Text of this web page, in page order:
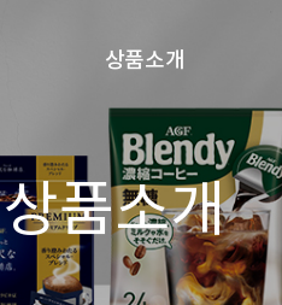
상품소개
보노
혼다시
아미노바이탈
AGF
상품소개